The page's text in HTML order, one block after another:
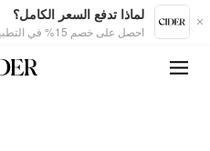
لماذا تدفع السعر الكامل؟
احصل على خصم 15% في التطبيق